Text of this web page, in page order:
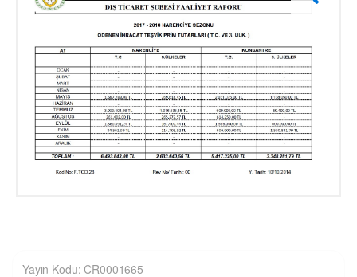
Yayın Kodu: CR0001665